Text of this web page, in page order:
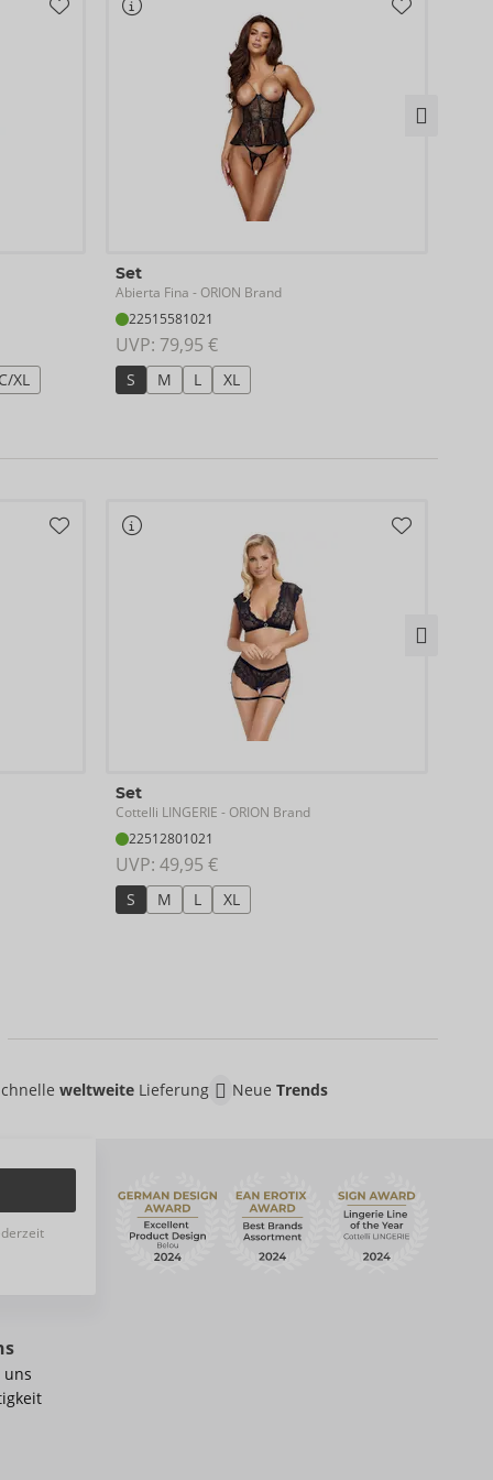
XL
Set
Abierta Fina - ORION Brand
22515581021
UVP: 79,95 €
S M L XL
Set
Cottelli LINGERIE - ORION Brand
22512801021
UVP: 49,95 €
S M L XL
weltweiteLieferung Neue Trends